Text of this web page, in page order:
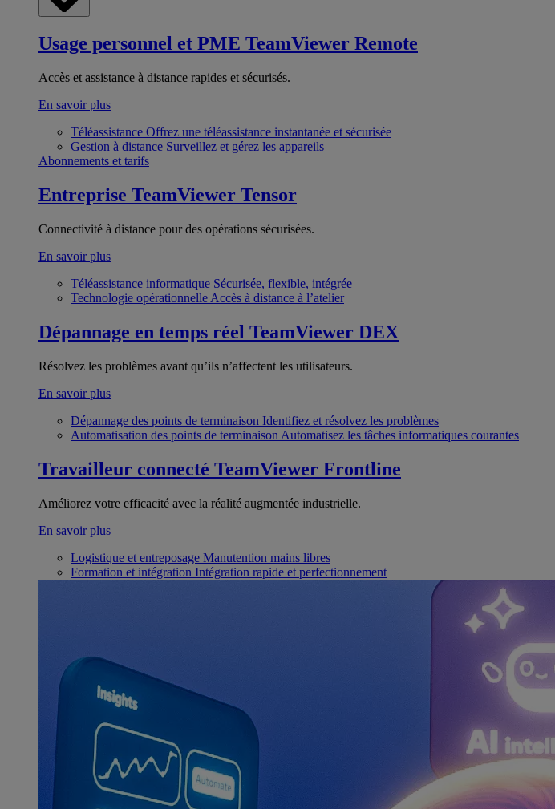
Usage personnel et PME TeamViewer Remote
Accès et assistance à distance rapides et sécurisés.
En savoir plus
Téléassistance Offrez une téléassistance instantanée et sécurisée
Gestion à distance Surveillez et gérez les appareils
Abonnements et tarifs
Entreprise TeamViewer Tensor
Connectivité à distance pour des opérations sécurisées.
En savoir plus
Téléassistance informatique Sécurisée, flexible, intégrée
Technologie opérationnelle Accès à distance à l’atelier
Dépannage en temps réel TeamViewer DEX
Résolvez les problèmes avant qu’ils n’affectent les utilisateurs.
En savoir plus
Dépannage des points de terminaison Identifiez et résolvez les problèmes
Automatisation des points de terminaison Automatisez les tâches informatiques courantes
Travailleur connecté TeamViewer Frontline
Améliorez votre efficacité avec la réalité augmentée industrielle.
En savoir plus
Logistique et entreposage Manutention mains libres
Formation et intégration Intégration rapide et perfectionnement